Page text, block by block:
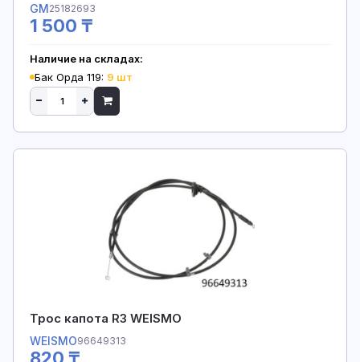
GM25182693
1 500 ₸
Наличие на складах:
Бак Орда 119: 9 шт
Трос капота R3 WEISMO
WEISMO96649313
820 ₸